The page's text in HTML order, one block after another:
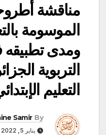
مناقشة
الموسومة
ومدى
التربوية
التعليم
By
Samir
يناير 5, 2022